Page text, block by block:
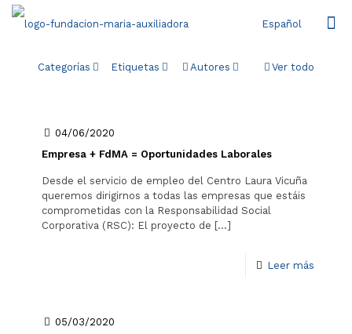
Español
Categorías Etiquetas Autores Ver todo
04/06/2020
Empresa + FdMA = Oportunidades Laborales
Desde el servicio de empleo del Centro Laura Vicuña
queremos dirigirnos a todas las empresas que estáis
comprometidas con la Responsabilidad Social
Corporativa (RSC): El proyecto de […]
Leer más
05/03/2020